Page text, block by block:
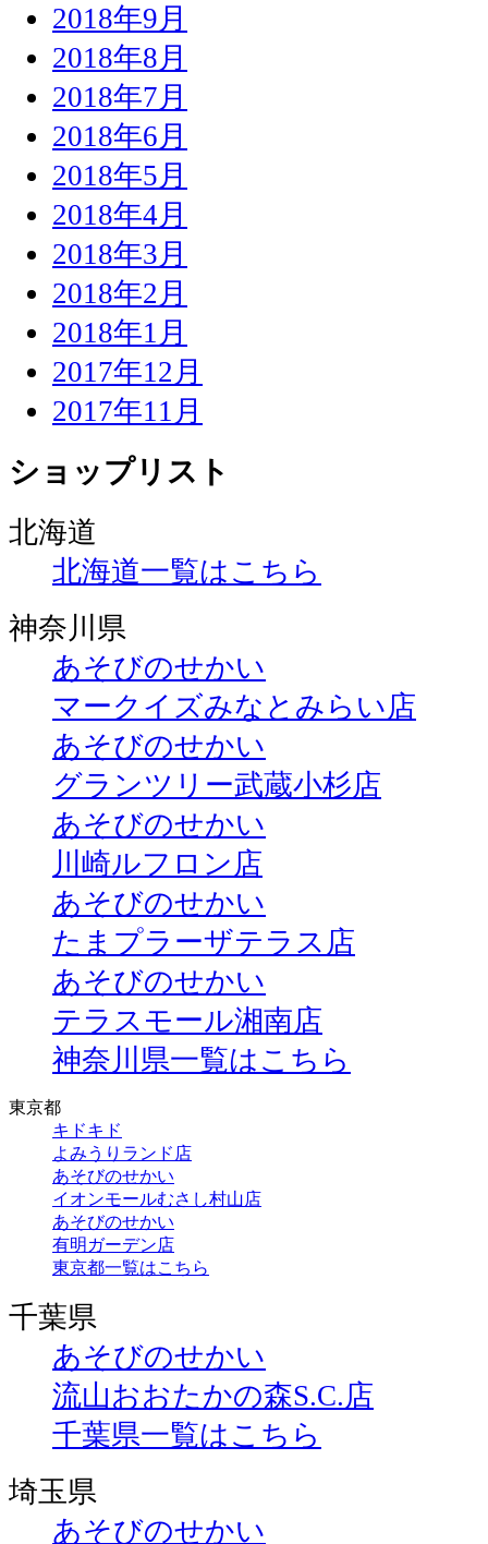
2018年9月
2018年8月
2018年7月
2018年6月
2018年5月
2018年4月
2018年3月
2018年2月
2018年1月
2017年12月
2017年11月
ショップリスト
北海道
北海道一覧はこちら
神奈川県
あそびのせかい
マークイズみなとみらい店
あそびのせかい
グランツリー武蔵小杉店
あそびのせかい
川崎ルフロン店
あそびのせかい
たまプラーザテラス店
あそびのせかい
テラスモール湘南店
神奈川県一覧はこちら
東京都
キドキド
よみうりランド店
あそびのせかい
イオンモールむさし村山店
あそびのせかい
有明ガーデン店
東京都一覧はこちら
千葉県
あそびのせかい
流山おおたかの森S.C.店
千葉県一覧はこちら
埼玉県
あそびのせかい